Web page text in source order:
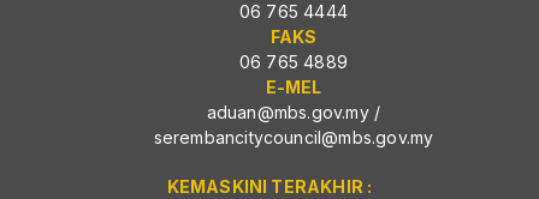
06 765 4444
FAKS
06 765 4889
E-MEL
aduan@mbs.gov.my/
serembancitycouncil@mbs.gov.my
KEMASKINI TERAKHIR :